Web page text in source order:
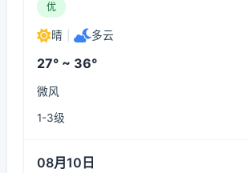
优
晴 多云
27° ~ 36°
微风
1-3级
08月10日